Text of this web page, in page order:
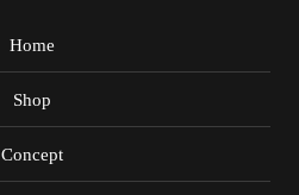
Home
Shop
Concept